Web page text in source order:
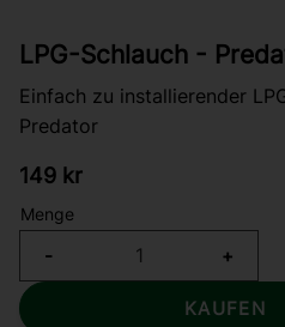
LPG-Schlauch -
Einfach zu installierender
Predator
149 kr
Menge
+
-
KAUFEN